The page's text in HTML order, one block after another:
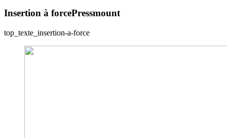
Insertion à forcePressmount
top_texte_insertion-a-force